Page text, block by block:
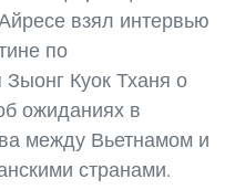
взял интервью
по
Зыонг Куок Тханя о
ожиданиях в
между Вьетнамом и
странами.